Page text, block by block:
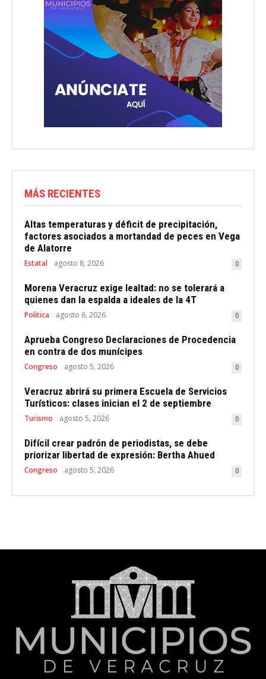
MÁS RECIENTES
Altas temperaturas y déficit de precipitación,
factores asociados a mortandad de peces en Vega
de Alatorre
Estatal agosto 8, 2026 0
Morena Veracruz exige lealtad: no se tolerará a
quienes dan la espalda a ideales de la 4T
Politica agosto 6, 2026 0
Aprueba Congreso Declaraciones de Procedencia
en contra de dos munícipes
Congreso agosto 5, 2026 0
Veracruz abrirá su primera Escuela de Servicios
Turísticos: clases inician el 2 de septiembre
Turismo agosto 5, 2026 0
Difícil crear padrón de periodistas, se debe
priorizar libertad de expresión: Bertha Ahued
Congreso agosto 5, 2026 0